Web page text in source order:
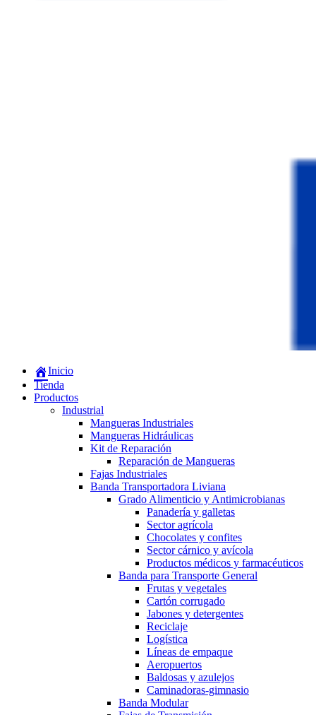
Inicio
Tienda
Productos
Industrial
Mangueras Industriales
Mangueras Hidráulicas
Kit de Reparación
Reparación de Mangueras
Fajas Industriales
Banda Transportadora Liviana
Grado Alimenticio y Antimicrobianas
Panadería y galletas
Sector agrícola
Chocolates y confites
Sector cárnico y avícola
Productos médicos y farmacéuticos
Banda para Transporte General
Frutas y vegetales
Cartón corrugado
Jabones y detergentes
Reciclaje
Logística
Líneas de empaque
Aeropuertos
Baldosas y azulejos
Caminadoras-gimnasio
Banda Modular